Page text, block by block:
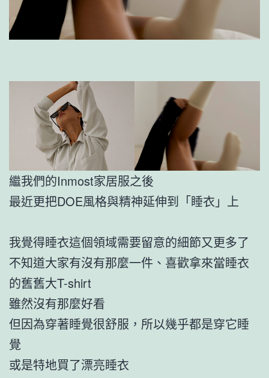
繼我們的Inmost家居服之後
最近更把DOE風格與精神延伸到「睡衣」上
我覺得睡衣這個領域需要留意的細節又更多了
不知道大家有沒有那麼一件、喜歡拿來當睡衣
的舊舊大T-shirt
雖然沒有那麼好看
但因為穿著睡覺很舒服，所以幾乎都是穿它睡
覺
或是特地買了漂亮睡衣